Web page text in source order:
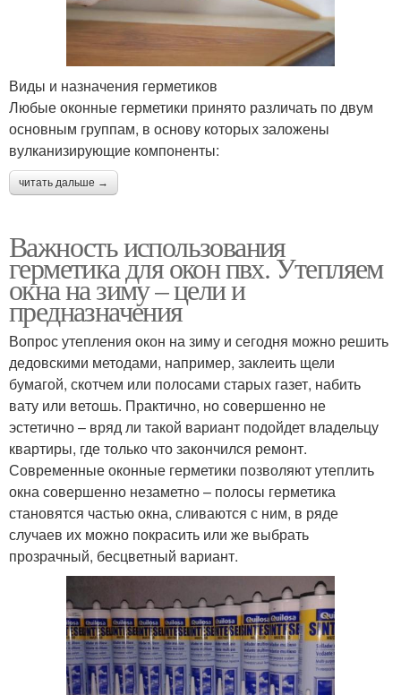
Виды и назначения герметиков
Любые оконные герметики принято различать по двум
основным группам, в основу которых заложены
вулканизирующие компоненты:
читать дальше →
Важность использования
герметика для окон пвх. Утепляем
окна на зиму – цели и
предназначения
Вопрос утепления окон на зиму и сегодня можно решить
дедовскими методами, например, заклеить щели
бумагой, скотчем или полосами старых газет, набить
вату или ветошь. Практично, но совершенно не
эстетично – вряд ли такой вариант подойдет владельцу
квартиры, где только что закончился ремонт.
Современные оконные герметики позволяют утеплить
окна совершенно незаметно – полосы герметика
становятся частью окна, сливаются с ним, в ряде
случаев их можно покрасить или же выбрать
прозрачный, бесцветный вариант.